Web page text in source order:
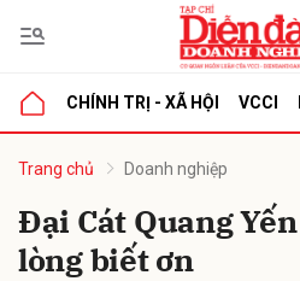
CHÍNH TRỊ - XÃ HỘI VCCI
Trang chủ Doanh nghiệp
Đại Cát Quang
lòng biết ơn
luận